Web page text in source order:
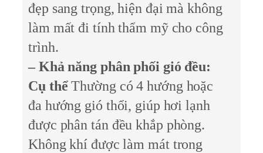
đẹp sang trọng, hiện đại mà không
làm mất đi tính thẩm mỹ cho công
trình.
– Khả năng phân phối gió đều:
Cụ thể Thường có 4 hướng hoặc
đa hướng gió thổi, giúp hơi lạnh
được phân tán đều khắp phòng.
Không khí được làm mát trong